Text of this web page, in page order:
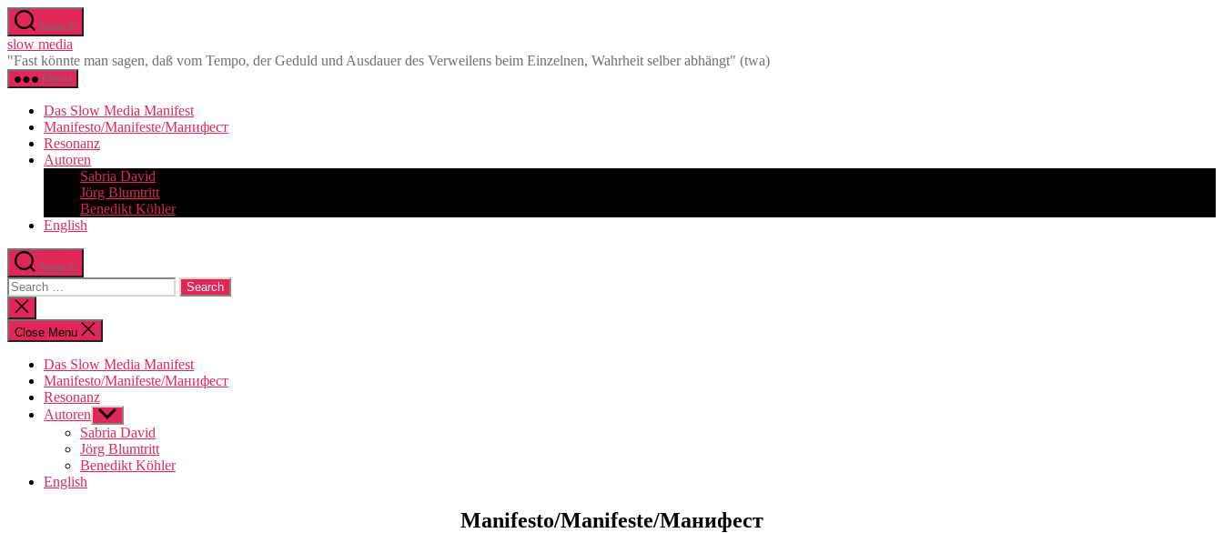
Skip
to
the
content
Search
slow media
"Fast könnte man sagen, daß vom Tempo, der Geduld und Ausdauer des Verweilens beim Einzelnen, Wahrheit selber abhängt" (twa)
Menu
Das Slow Media Manifest
Manifesto/Manifeste/Манифест
Resonanz
Autoren
Sabria David
Jörg Blumtritt
Benedikt Köhler
English
Search
Search
for:
Close
search
Close Menu
Das Slow Media Manifest
Manifesto/Manifeste/Манифест
Resonanz
Autoren Show
sub
menu
Sabria David
Jörg Blumtritt
Benedikt Köhler
English
Manifesto/Manifeste/Манифест